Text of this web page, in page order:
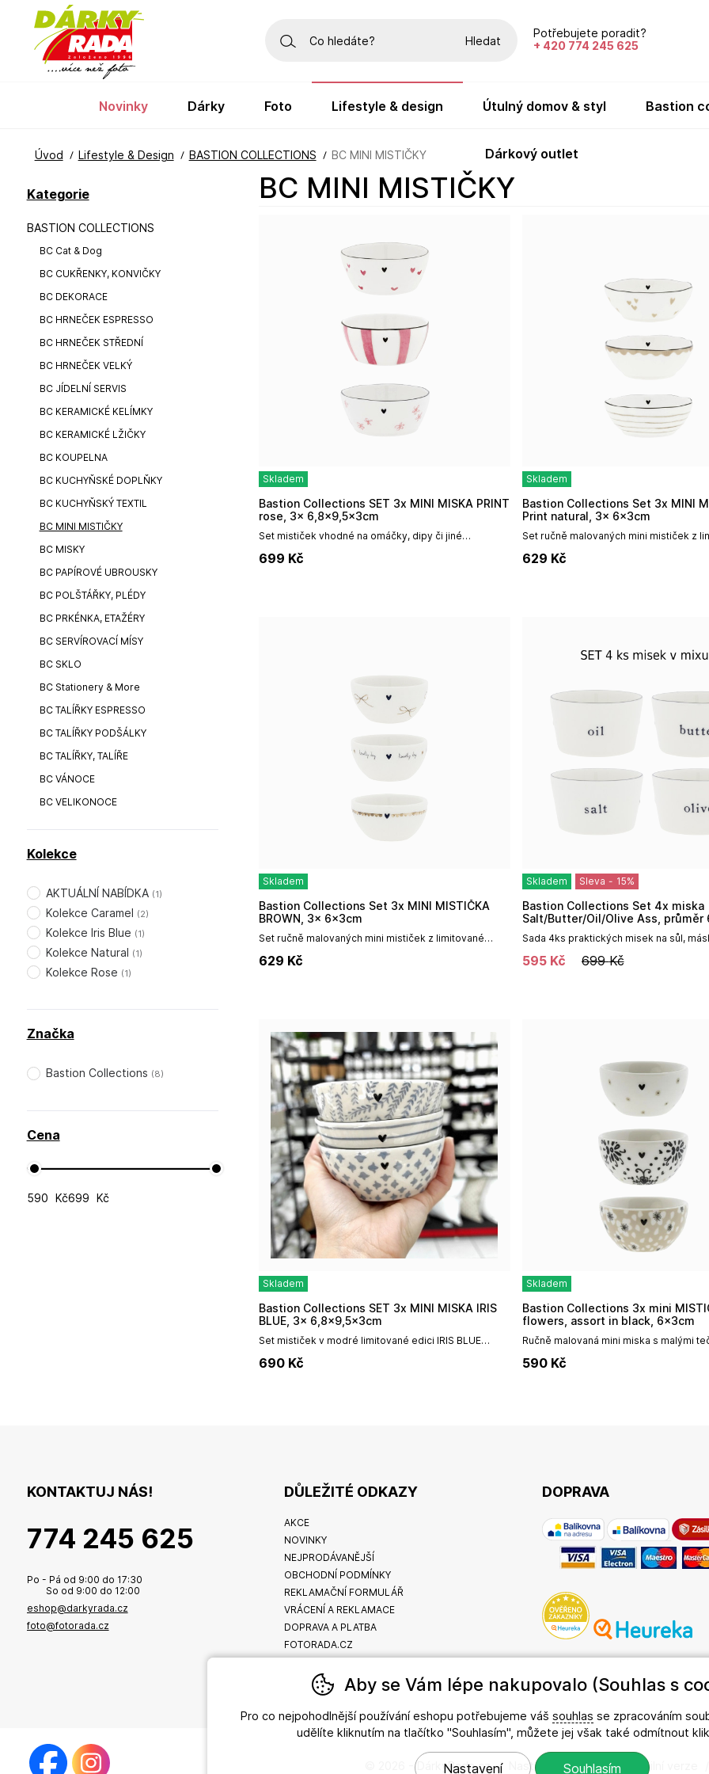
Kategorie
BASTION COLLECTIONS
BC Cat & Dog
BC CUKŘENKY, KONVIČKY
BC DEKORACE
BC HRNEČEK ESPRESSO
BC HRNEČEK STŘEDNÍ
BC HRNEČEK VELKÝ
BC JÍDELNÍ SERVIS
BC KERAMICKÉ KELÍMKY
BC KERAMICKÉ LŽIČKY
BC KOUPELNA
BC KUCHYŇSKÉ DOPLŇKY
BC KUCHYŇSKÝ TEXTIL
BC MINI MISTIČKY
BC MISKY
BC PAPÍROVÉ UBROUSKY
BC POLŠTÁŘKY, PLÉDY
BC PRKÉNKA, ETAŽÉRY
BC SERVÍROVACÍ MÍSY
BC SKLO
BC Stationery & More
BC TALÍŘKY ESPRESSO
BC TALÍŘKY PODŠÁLKY
BC TALÍŘKY, TALÍŘE
BC VÁNOCE
BC VELIKONOCE
BC MINI MISTIČKY
Skladem
Set mističek vhodné na omáčky, dipy či jiné
obrázek.Rozměr jedné misky: 6,8 x...
Bastion Collections SET 3x MINI MISKA PRINT
rose, 3x 6,8x9,5x3cm
699 Kč
Skladem
Set ručně malovaných mini mističek z
marmelády, dipy atd. Můžete dále použít
Bastion Collections Set 3x MINI MISTIČKA
Print natural, 3x 6x3cm
629 Kč
Skladem
Set ručně malovaných mini mističek z limitované
dipy atd.Vhodné do myčky a...
Bastion Collections Set 3x MINI MISTIČKA
BROWN, 3x 6x3cm
629 Kč
Skladem Sleva - 15%
Sada 4ks praktických misek na sůl,
motivů. Na přední straně misek...
Bastion Collections Set 4x miska
Salt/Butter/Oil/Olive Ass, průměr
595 Kč 699Kč
Skladem
Set mističek v modré limitované edici IRIS BLUE
mističky v různých designech viz...
Bastion Collections SET 3x MINI MISKA IRIS
BLUE, 3x 6,8x9,5x3cm
690 Kč
Skladem
Ručně malovaná mini miska s malými
atd.Vhodné do myčky a...
Bastion Collections 3x mini MISTIČKA
flowers, assort in black, 6x3cm
590 Kč
Kolekce
AKTUÁLNÍ NABÍDKA (1)
Kolekce Caramel (2)
Kolekce Iris Blue (1)
Kolekce Natural (1)
Kolekce Rose (1)
Značka
Bastion Collections (8)
Cena
Kč Kč
Potřebujete poradit?
+ 420 774 245 625
Hledat
Úvod Lifestyle & Design BASTION COLLECTIONS BC MINI MISTIČKY
novinky dárky foto lifestyle & design útulný domov & styl bastion
dárkový outlet
KONTAKTUJ NÁS!
774 245 625
Po - Pá od 9:00 do 17:30
So od 9:00 do 12:00
eshop@darkyrada.cz
foto@fotorada.cz
DŮLEŽITÉ ODKAZY
AKCE
NOVINKY
NEJPRODÁVANĚJŠÍ
OBCHODNÍ PODMÍNKY
REKLAMAČNÍ FORMULÁŘ
VRÁCENÍ A REKLAMACE
DOPRAVA A PLATBA
FOTORADA.CZ
DOPRAVA
© 2026 - DárkyRada.cz / Nastavení cookies / Mobilní verze
Aby se Vám lépe nakupovalo (Souhlas s
Pro co nejpohodlnější používání eshopu potřebujeme váš souhlas se zpracováním
udělíte kliknutím na tlačítko "Souhlasím", můžete jej však také odmítnout
Nastavení Souhlasím